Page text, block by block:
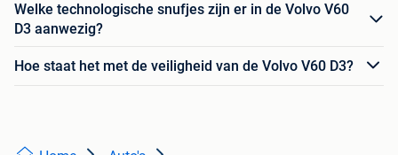
Welke technologische snufjes zijn er in de Volvo V60
D3 aanwezig?
Hoe staat het met de veiligheid van de Volvo V60 D3?